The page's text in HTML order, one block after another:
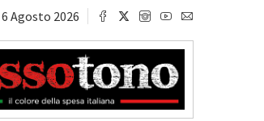
Agosto 2026